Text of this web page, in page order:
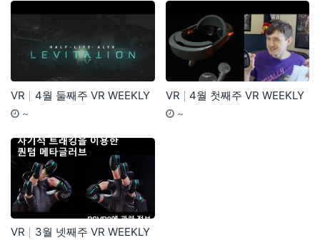
VR 4월 둘째주 VR WEEKLY
등록자
기간
~
VR 4월 첫째주 VR WEEKLY
기간
~
VR 3월 넷째주 VR WEEKLY